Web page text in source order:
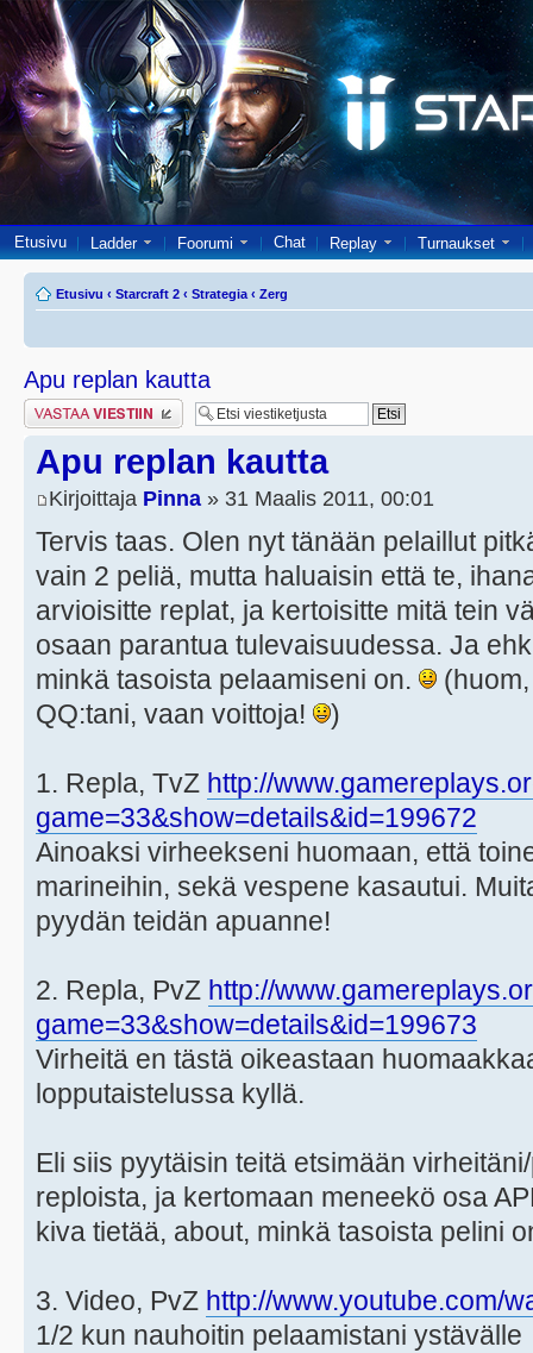
Etusivu Ladder Foorumi Chat Replay Turnaukset
Etusivu ‹ Starcraft 2 ‹ Strategia ‹ Zerg
Apu replan kautta
Lähetä vastaus
Apu replan kautta
Kirjoittaja Pinna » 31 Maalis 2011, 00:01
Tervis taas. Olen nyt tänään pelaillut
vain 2 peliä, mutta haluaisin että te,
arvioisitte replat, ja kertoisitte mitä tein
osaan parantua tulevaisuudessa. Ja
minkä tasoista pelaamiseni on.
QQ:tani, vaan voittoja!
)
1. Repla, TvZ http://
game=33&show=details&id=199672
Ainoaksi virheekseni huomaan, että
marineihin, sekä vespene kasautui.
pyydän teidän apuanne!
2. Repla, PvZ http://
game=33&show=details&id=199673
Virheitä en tästä oikeastaan
lopputaistelussa kyllä.
Eli siis pyytäisin teitä etsimään
reploista, ja kertomaan meneekö osa
kiva tietää, about, minkä tasoista pelini
3. Video, PvZ http://www.youtube.com/
1/2 kun nauhoitin pelaamistani ystävälle